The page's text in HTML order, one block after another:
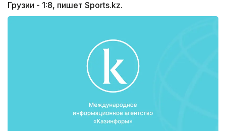
Грузии - 1:8, пишет Sports.kz.